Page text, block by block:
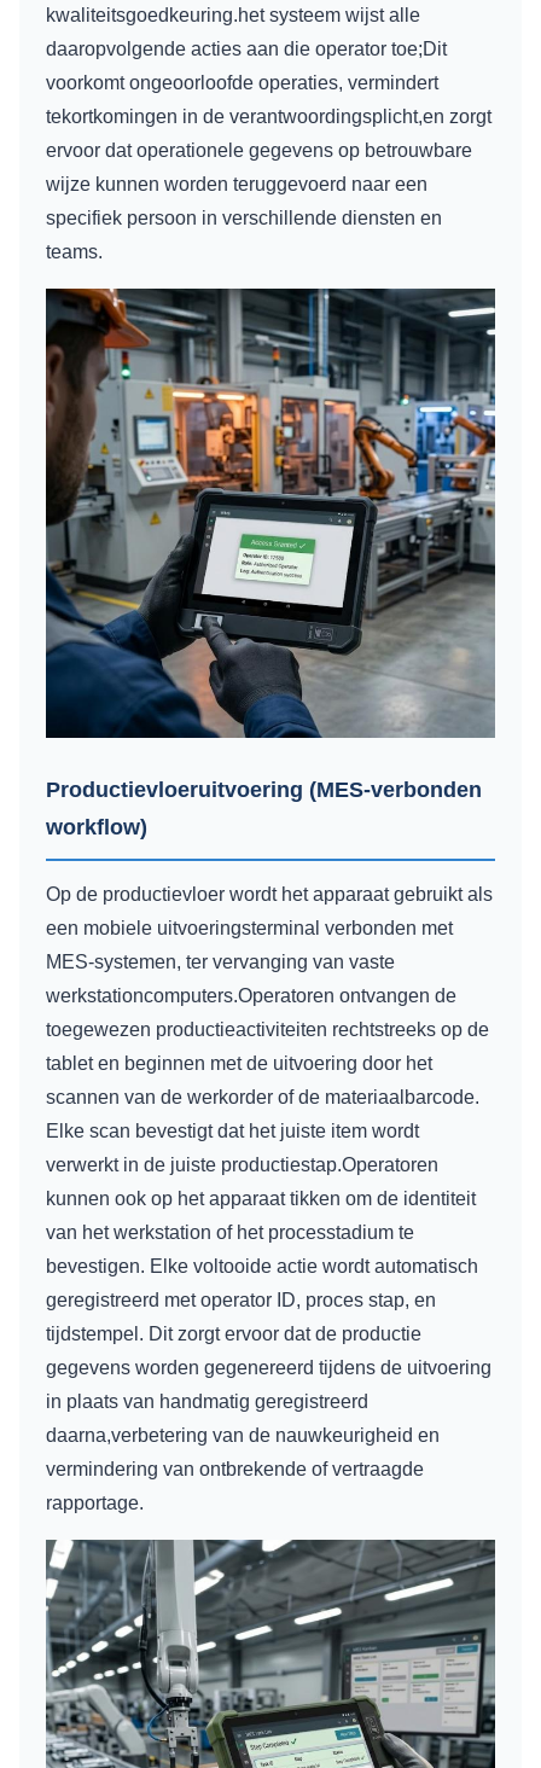
kwaliteitsgoedkeuring.het systeem wijst alle
daaropvolgende acties aan die operator toe;Dit
voorkomt ongeoorloofde operaties, vermindert
tekortkomingen in de verantwoordingsplicht,en zorgt
ervoor dat operationele gegevens op betrouwbare
wijze kunnen worden teruggevoerd naar een
specifiek persoon in verschillende diensten en
teams.
Productievloeruitvoering (MES-verbonden
workflow)
Op de productievloer wordt het apparaat gebruikt als
een mobiele uitvoeringsterminal verbonden met
MES-systemen, ter vervanging van vaste
werkstationcomputers.Operatoren ontvangen de
toegewezen productieactiviteiten rechtstreeks op de
tablet en beginnen met de uitvoering door het
scannen van de werkorder of de materiaalbarcode.
Elke scan bevestigt dat het juiste item wordt
verwerkt in de juiste productiestap.Operatoren
kunnen ook op het apparaat tikken om de identiteit
van het werkstation of het processtadium te
bevestigen. Elke voltooide actie wordt automatisch
geregistreerd met operator ID, proces stap, en
tijdstempel. Dit zorgt ervoor dat de productie
gegevens worden gegenereerd tijdens de uitvoering
in plaats van handmatig geregistreerd
daarna,verbetering van de nauwkeurigheid en
vermindering van ontbrekende of vertraagde
rapportage.